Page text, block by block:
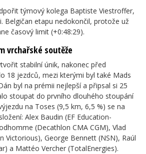
týmový kolega Baptiste Viestroffer,
Belgičan etapu nedokončil, protože už
časový limit (+0:48:29).
vrchařské soutěže
stabilní únik, nakonec před
18 jezdců, mezi kterými byl také Mads
byl na prémii nejlepší a připsal si 25
stoupat do prvního dlouhého stoupání
na Toses (9,5 km, 6,5 %) se na
Alex Baudin (EF Education-
(Decathlon CMA CGM), Vlad
Victorious), George Bennett (NSN), Raúl
a Mattéo Vercher (TotalEnergies).